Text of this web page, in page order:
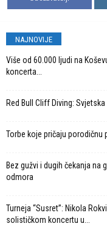
NAJNOVIJE
Više od 60.000 ljudi na
koncerta...
Red Bull Cliff Diving:
Torbe koje pričaju porodičnu
Bez gužvi i dugih čekanja na
odmora
Turneja “Susret”: Nikola
solističkom koncertu u...